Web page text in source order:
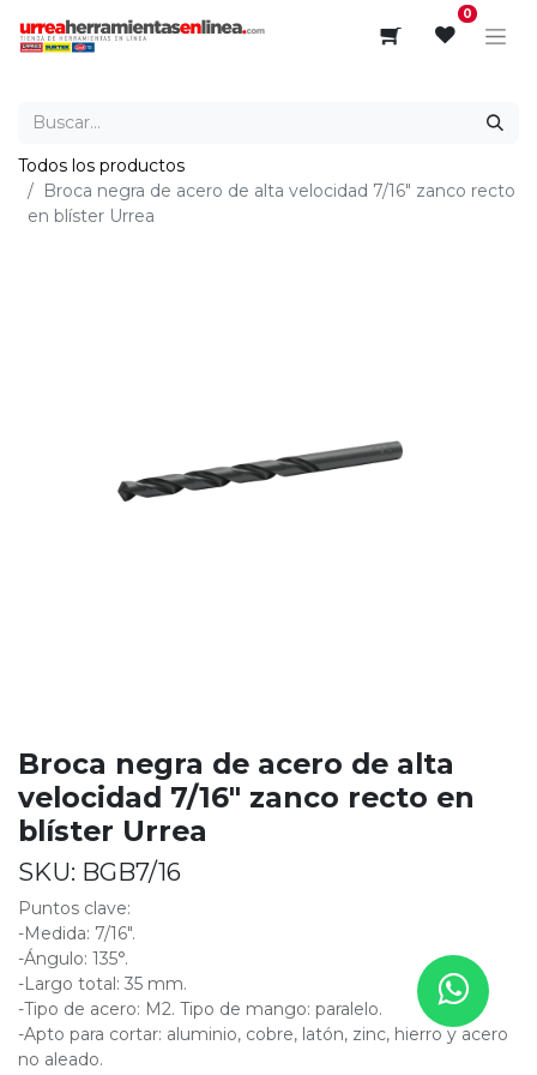
0
Todos los productos
Broca negra de acero de alta velocidad 7/16" zanco recto
en blíster Urrea
Broca negra de acero de alta
velocidad 7/16" zanco recto en
blíster Urrea
SKU: BGB7/16
Puntos clave:
-Medida: 7/16".
-Ángulo: 135°.
-Largo total: 35 mm.
-Tipo de acero: M2. Tipo de mango: paralelo.
-Apto para cortar: aluminio, cobre, latón, zinc, hierro y acero
no aleado.